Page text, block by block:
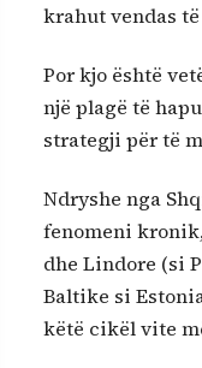
krahut vendas
Por kjo është
një plagë të
strategji për të
Ndryshe nga
fenomeni
dhe Lindore (si
Baltike si
këtë cikël vite